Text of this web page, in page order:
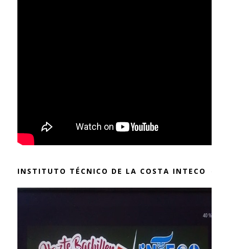
INSTITUTO TÉCNICO DE LA COSTA INTECO